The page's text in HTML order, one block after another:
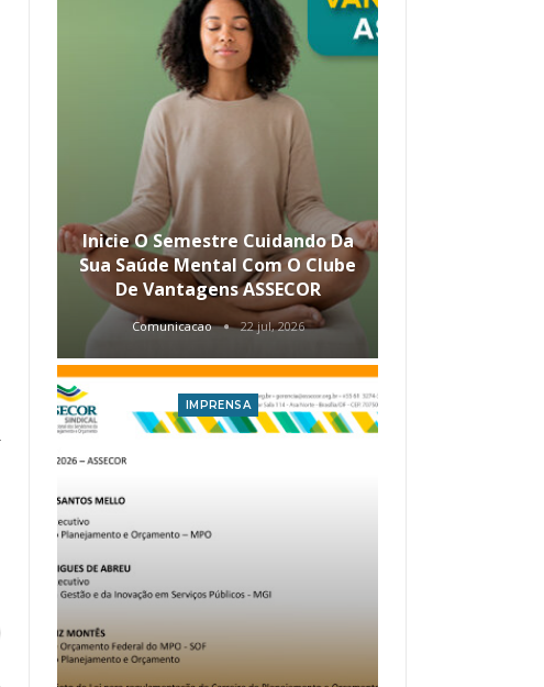
Inicie O Semestre Cuidando Da
Sua Saúde Mental Com O Clube
De Vantagens ASSECOR
Comunicacao 22 jul, 2026
IMPRENSA